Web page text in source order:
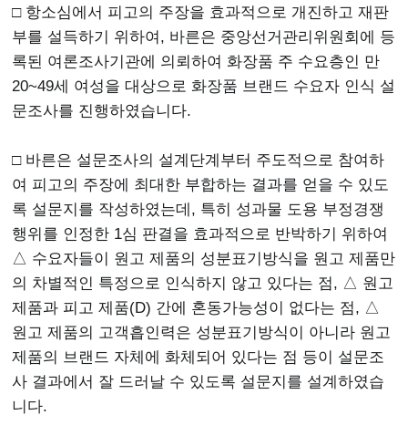
□ 항소심에서 피고의 주장을 효과적으로 개진하고 재판
부를 설득하기 위하여, 바른은 중앙선거관리위원회에 등
록된 여론조사기관에 의뢰하여 화장품 주 수요층인 만
20~49세 여성을 대상으로 화장품 브랜드 수요자 인식 설
문조사를 진행하였습니다.
□ 바른은 설문조사의 설계단계부터 주도적으로 참여하
여 피고의 주장에 최대한 부합하는 결과를 얻을 수 있도
록 설문지를 작성하였는데, 특히 성과물 도용 부정경쟁
행위를 인정한 1심 판결을 효과적으로 반박하기 위하여
△ 수요자들이 원고 제품의 성분표기방식을 원고 제품만
의 차별적인 특정으로 인식하지 않고 있다는 점, △ 원고
제품과 피고 제품(D) 간에 혼동가능성이 없다는 점, △
원고 제품의 고객흡인력은 성분표기방식이 아니라 원고
제품의 브랜드 자체에 화체되어 있다는 점 등이 설문조
사 결과에서 잘 드러날 수 있도록 설문지를 설계하였습
니다.